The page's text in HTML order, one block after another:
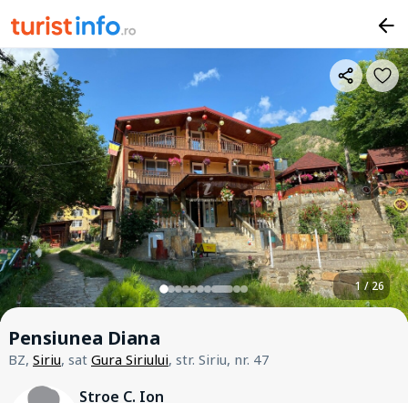
1 / 26
Pensiunea Diana
BZ, Siriu, sat Gura Siriului, str. Siriu, nr. 47
Stroe C. Ion